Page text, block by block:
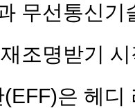
무선통신기
조명받기
은 헤디